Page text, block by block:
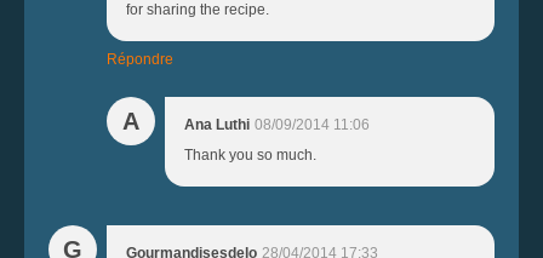
for sharing the recipe.
Répondre
A Ana Luthi 08/09/2014 11:06
Thank you so much.
G Gourmandisesdelo 28/04/2014 17:33